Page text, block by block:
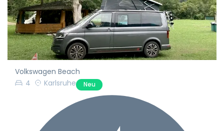
Volkswagen Beach
4
Karlsruhe Neu